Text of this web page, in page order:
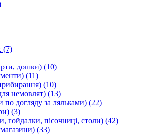
(7)
дошки) (10)
(11)
(10)
немовлят) (13)
по догляду за ляльками) (22)
(3)
гойдалки, пісочниці, столи) (42)
(33)